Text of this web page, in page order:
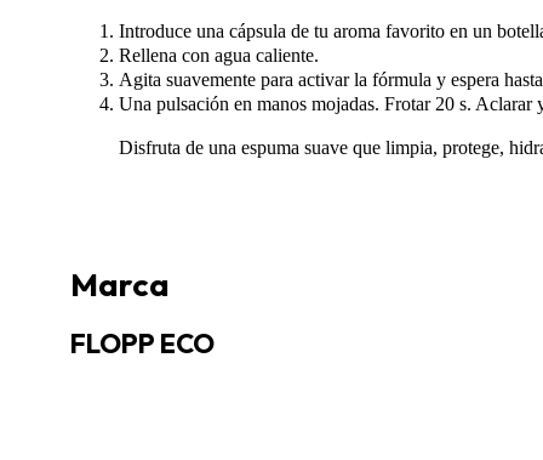
Introduce una cápsula de tu aroma favorito en un
Rellena con agua caliente.
Agita suavemente para activar la fórmula y espera
Una pulsación en manos mojadas. Frotar 20 s. Aclarar
Disfruta de una espuma suave que limpia, protege,
Marca
FLOPP ECO